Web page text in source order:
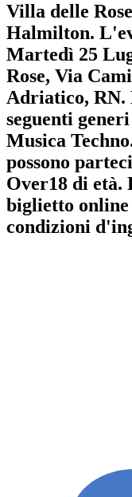
Villa delle Rose
Halmilton.
Martedì 25
Rose, Via
Adriatico, RN.
seguenti
Musica Techno
possono
Over18 di età.
biglietto
condizioni